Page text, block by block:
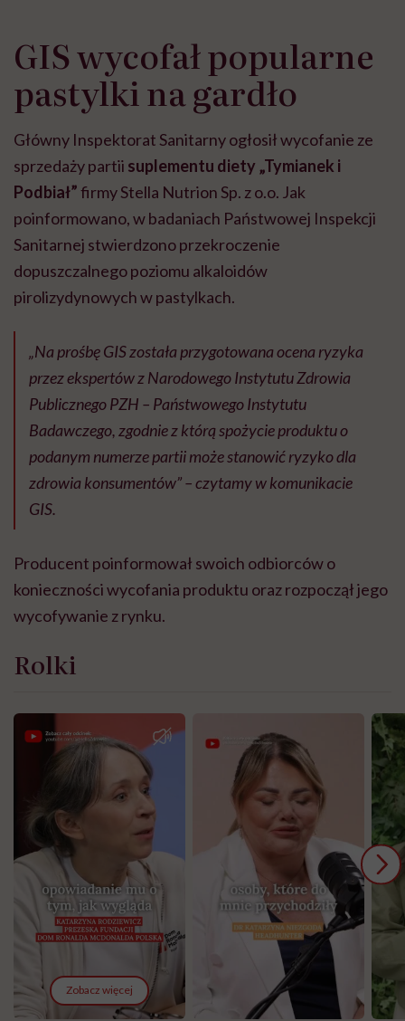
GIS wycofał popularne
pastylki na gardło
Główny Inspektorat Sanitarny ogłosił wycofanie ze
sprzedaży partii suplementu diety „Tymianek i
Podbiał”firmy Stella Nutrion Sp. z o.o. Jak
poinformowano, w badaniach Państwowej Inspekcji
Sanitarnej stwierdzono przekroczenie
dopuszczalnego poziomu alkaloidów
pirolizydynowych w pastylkach.
„Na prośbę GIS została przygotowana ocena ryzyka
przez ekspertów z Narodowego Instytutu Zdrowia
Publicznego PZH – Państwowego Instytutu
Badawczego, zgodnie z którą spożycie produktu o
podanym numerze partii może stanowić ryzyko dla
zdrowia konsumentów” – czytamy w komunikacie
GIS.
Producent poinformował swoich odbiorców o
konieczności wycofania produktu oraz rozpoczął jego
wycofywanie z rynku.
Rolki
Zobacz więcej